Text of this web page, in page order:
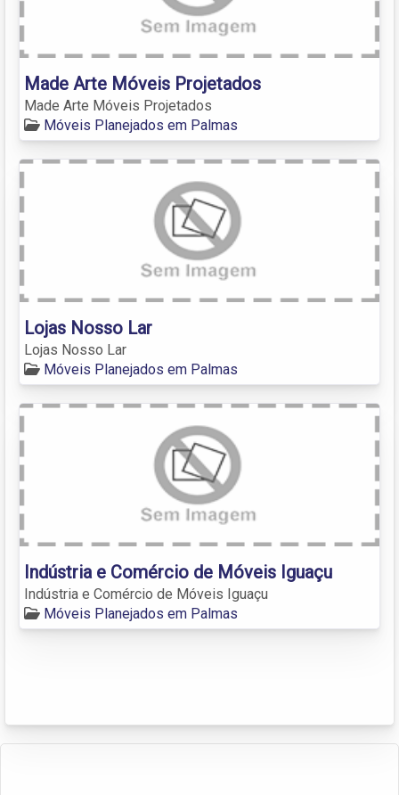
Made Arte Móveis Projetados
Made Arte Móveis Projetados
Móveis Planejados em Palmas
Lojas Nosso Lar
Lojas Nosso Lar
Móveis Planejados em Palmas
Indústria e Comércio de Móveis Iguaçu
Indústria e Comércio de Móveis Iguaçu
Móveis Planejados em Palmas